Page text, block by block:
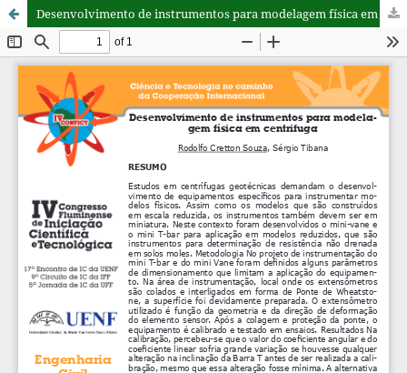
Desenvolvimento de instrumentos para modelagem física em centrifuga